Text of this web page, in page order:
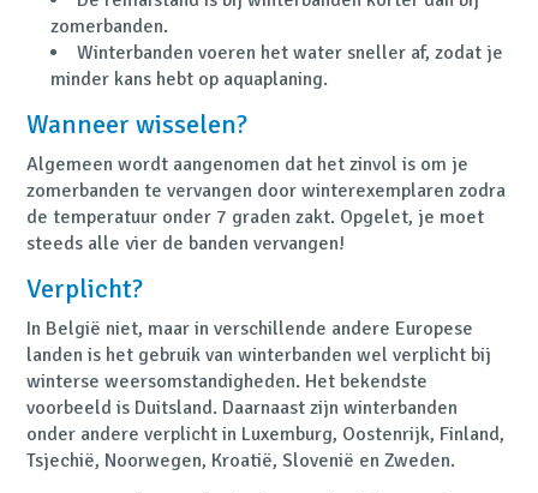
zomerbanden.
Winterbanden voeren het water sneller af, zodat je
minder kans hebt op aquaplaning.
Wanneer wisselen?
Algemeen wordt aangenomen dat het zinvol is om je
zomerbanden te vervangen door winterexemplaren zodra
de temperatuur onder 7 graden zakt. Opgelet, je moet
steeds alle vier de banden vervangen!
Verplicht?
In België niet, maar in verschillende andere Europese
landen is het gebruik van winterbanden wel verplicht bij
winterse weersomstandigheden. Het bekendste
voorbeeld is Duitsland. Daarnaast zijn winterbanden
onder andere verplicht in Luxemburg, Oostenrijk, Finland,
Tsjechië, Noorwegen, Kroatië, Slovenië en Zweden.